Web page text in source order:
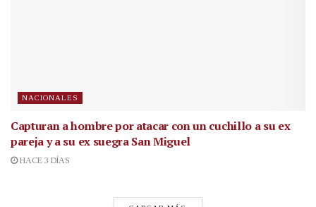
NACIONALES
Capturan a hombre por atacar con un cuchillo a su ex
pareja y a su ex suegra San Miguel
HACE 3 DÍAS